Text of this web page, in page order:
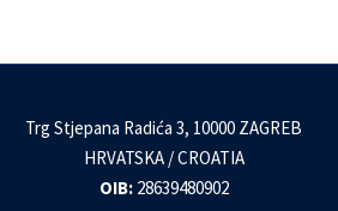
Trg Stjepana Radića 3, 10000 ZAGREB
HRVATSKA / CROATIA
OIB:28639480902